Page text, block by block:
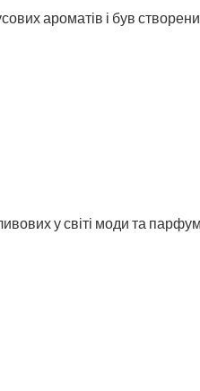
ароматів і був
у світі моди та